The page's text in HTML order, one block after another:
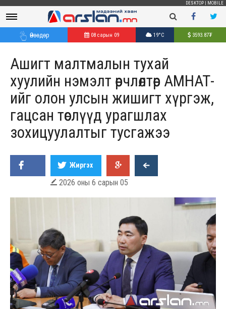
DESKTOP MOBILE
Өнөөдөр 08 сарын 09 19°C 3593.87₮
Ашигт малтмалын тухай
хуулийн нэмэлт өөрчлөлтөөр АМНАТ-
ийг олон улсын жишигт хүргэж,
гацсан төслүүд урагшлах
зохицуулалтыг тусгажээ
Жиргэх
 2026 оны 6 сарын 05